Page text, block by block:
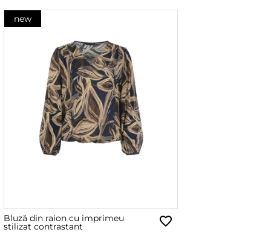
new
Bluză din raion cu imprimeu
stilizat contrastant